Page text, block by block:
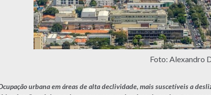
Foto: Alexandro
urbana em áreas de alta declividade, mais suscetíveis a